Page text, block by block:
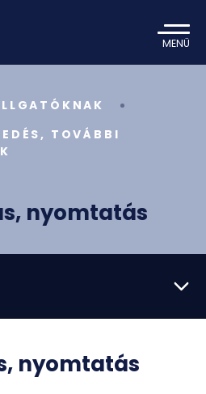
MENÜ
TOVÁBBI
nyomtatás
nyomtatás